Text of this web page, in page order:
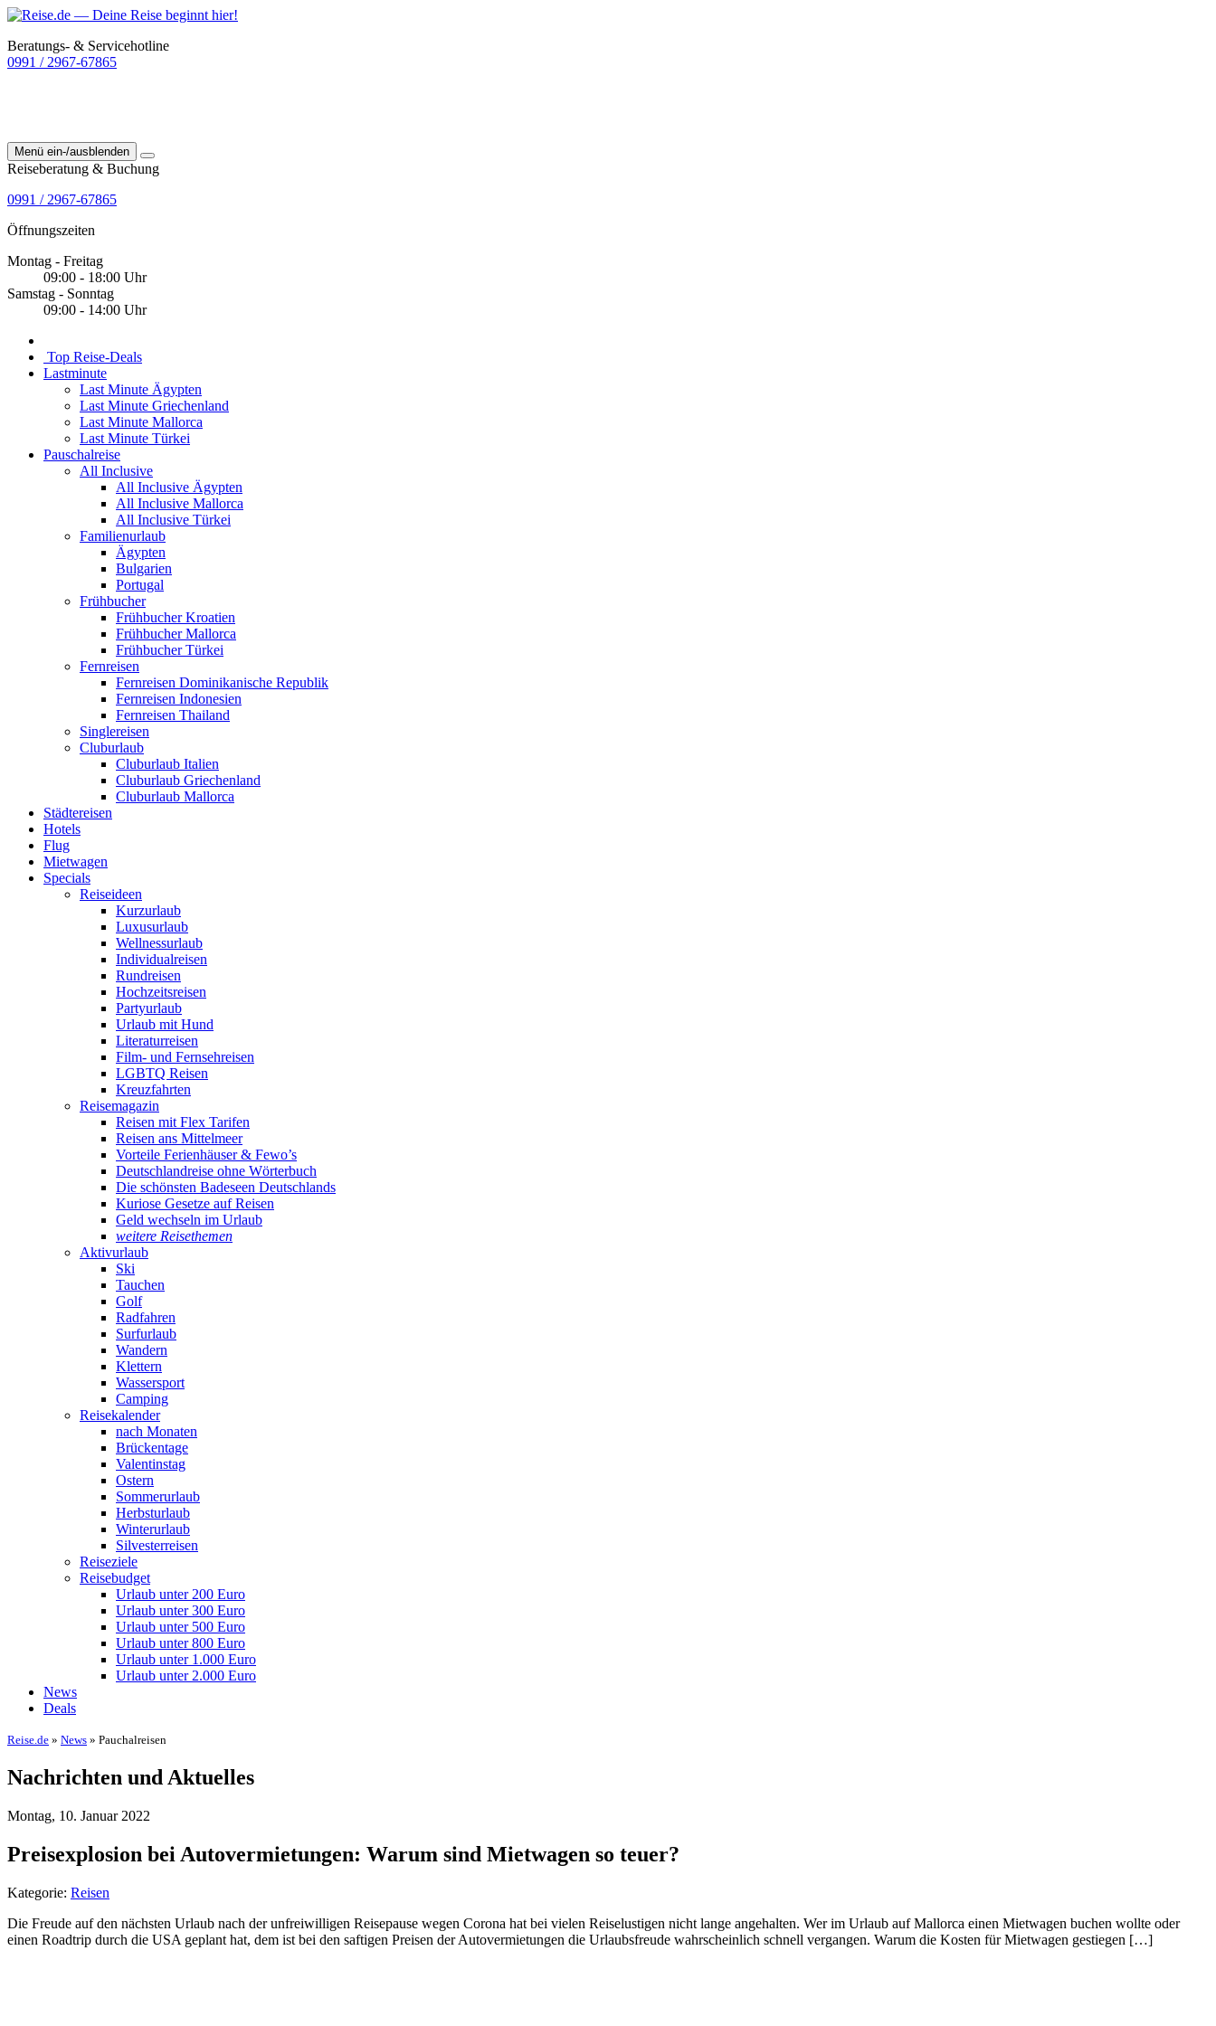
Beratungs- & Servicehotline
0991 / 2967-67865
Menü ein-/ausblenden
Reiseberatung & Buchung
0991 / 2967-67865
Öffnungszeiten
Montag - Freitag
09:00 - 18:00 Uhr
Samstag - Sonntag
09:00 - 14:00 Uhr
Top Reise-Deals
Lastminute
Last Minute Ägypten
Last Minute Griechenland
Last Minute Mallorca
Last Minute Türkei
Pauschalreise
All Inclusive
All Inclusive Ägypten
All Inclusive Mallorca
All Inclusive Türkei
Familienurlaub
Ägypten
Bulgarien
Portugal
Frühbucher
Frühbucher Kroatien
Frühbucher Mallorca
Frühbucher Türkei
Fernreisen
Fernreisen Dominikanische Republik
Fernreisen Indonesien
Fernreisen Thailand
Singlereisen
Cluburlaub
Cluburlaub Italien
Cluburlaub Griechenland
Cluburlaub Mallorca
Städtereisen
Hotels
Flug
Mietwagen
Specials
Reiseideen
Kurzurlaub
Luxusurlaub
Wellnessurlaub
Individualreisen
Rundreisen
Hochzeitsreisen
Partyurlaub
Urlaub mit Hund
Literaturreisen
Film- und Fernsehreisen
LGBTQ Reisen
Kreuzfahrten
Reisemagazin
Reisen mit Flex Tarifen
Reisen ans Mittelmeer
Vorteile Ferienhäuser & Fewo’s
Deutschlandreise ohne Wörterbuch
Die schönsten Badeseen Deutschlands
Kuriose Gesetze auf Reisen
Geld wechseln im Urlaub
weitere Reisethemen
Aktivurlaub
Ski
Tauchen
Golf
Radfahren
Surfurlaub
Wandern
Klettern
Wassersport
Camping
Reisekalender
nach Monaten
Brückentage
Valentinstag
Ostern
Sommerurlaub
Herbsturlaub
Winterurlaub
Silvesterreisen
Reiseziele
Reisebudget
Urlaub unter 200 Euro
Urlaub unter 300 Euro
Urlaub unter 500 Euro
Urlaub unter 800 Euro
Urlaub unter 1.000 Euro
Urlaub unter 2.000 Euro
News
Deals
Reise.de » News » Pauchalreisen
Nachrichten und Aktuelles
Montag, 10. Januar 2022
Preisexplosion bei Autovermietungen: Warum sind Mietwagen so teuer?
Kategorie: Reisen
Die Freude auf den nächsten Urlaub nach der unfreiwilligen Reisepause wegen Corona hat bei vielen Reiselustigen nicht lange angehalten. Wer im Urlaub auf Mallorca einen Mietwagen buchen wollte oder
einen Roadtrip durch die USA geplant hat, dem ist bei den saftigen Preisen der Autovermietungen die Urlaubsfreude wahrscheinlich schnell vergangen. Warum die Kosten für Mietwagen gestiegen […]